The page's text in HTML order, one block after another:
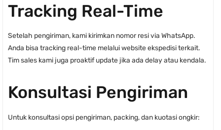
Tracking Real-Time
Setelah pengiriman, kami kirimkan nomor resi via WhatsApp.
Anda bisa tracking real-time melalui website ekspedisi terkait.
Tim sales kami juga proaktif update jika ada delay atau kendala.
Konsultasi Pengiriman
Untuk konsultasi opsi pengiriman, packing, dan kuotasi ongkir: